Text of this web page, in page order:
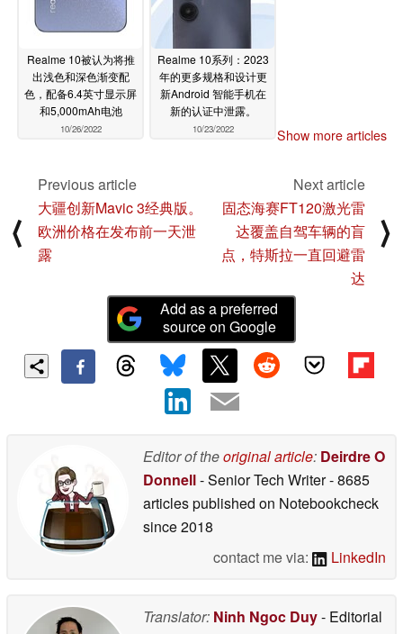
Realme 10被认为将推
出浅色和深色渐变配
色，配备6.4英寸显示屏
和5,000mAh电池
10/26/2022
Realme 10系列：2023
年的更多规格和设计更
新Android 智能手机在
新的认证中泄露。
10/23/2022 Show more articles
⟨
Previous article
大疆创新Mavic 3经典版。
欧洲价格在发布前一天泄
露
Next article
固态海赛FT120激光雷
达覆盖自驾车辆的盲
点，特斯拉一直回避雷
达
⟩
Add as a preferred
source on Google
Editor of theoriginal article: Deirdre O
Donnell- Senior Tech Writer- 8685
articles published on Notebookcheck
since 2018
contact me via:
LinkedIn
Translator: Ninh Ngoc Duy- Editorial